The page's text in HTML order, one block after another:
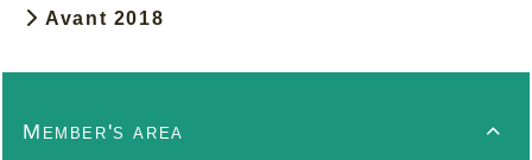
Avant 2018

Member's area